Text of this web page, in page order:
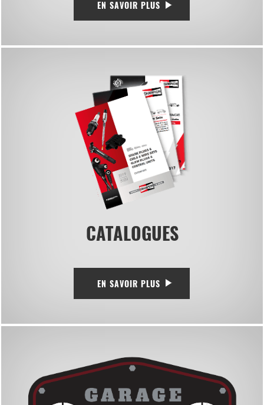
EN SAVOIR PLUS
CATALOGUES
EN SAVOIR PLUS